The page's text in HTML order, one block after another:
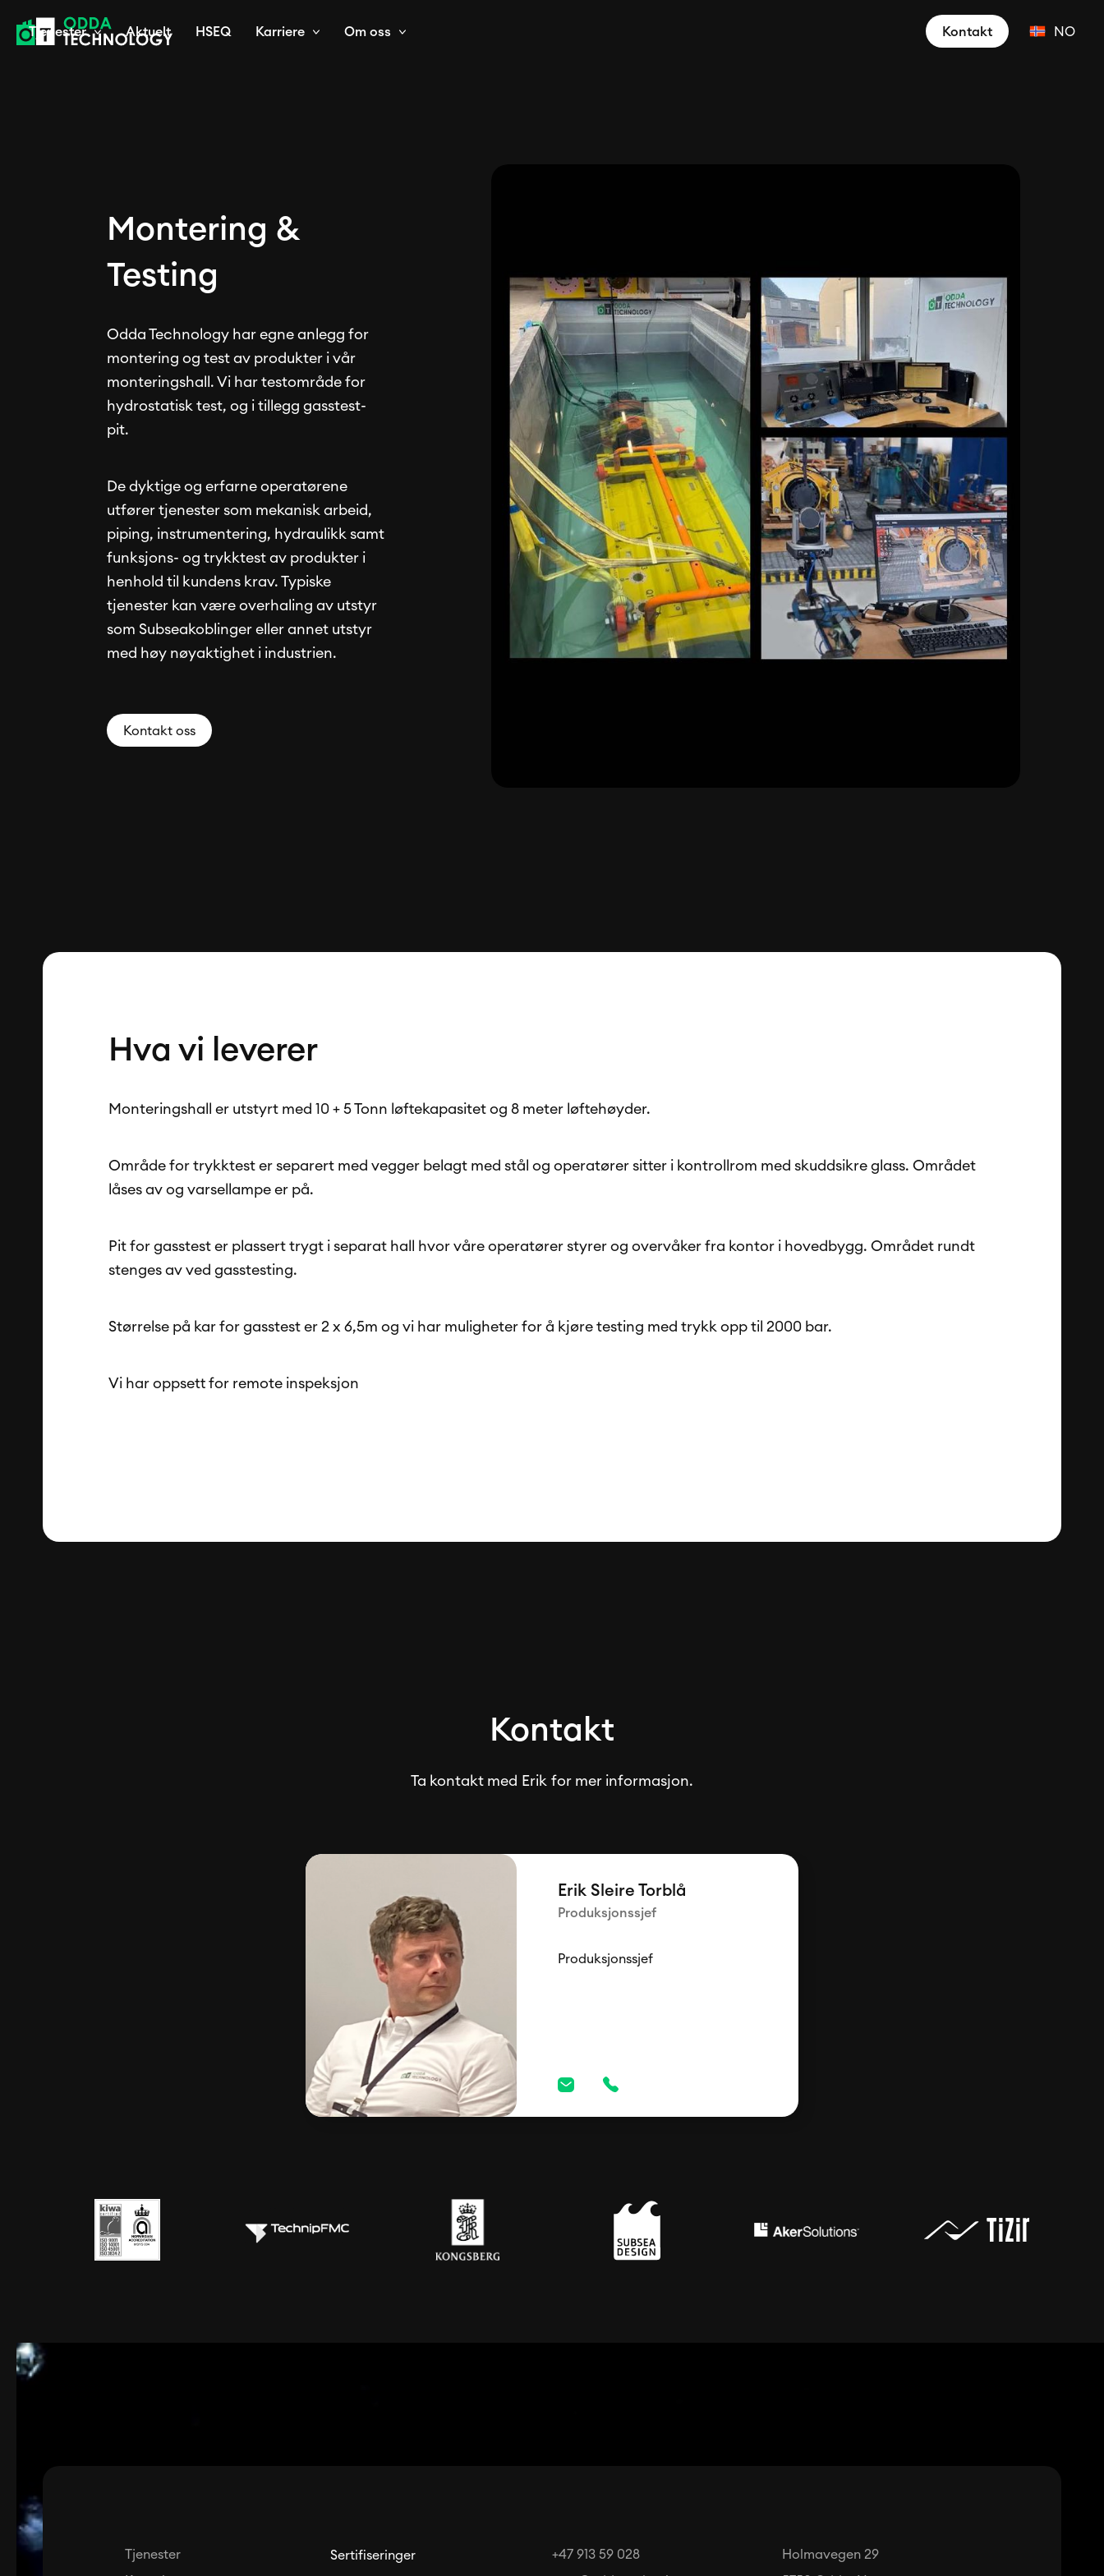
Tjenester Aktuelt HSEQ Karriere Om oss Kontakt NO
Montering &
Testing
Odda Technology har egne anlegg for
montering og test av produkter i vår
monteringshall. Vi har testområde for
hydrostatisk test, og i tillegg gasstest-
pit.
De dyktige og erfarne operatørene
utfører tjenester som mekanisk arbeid,
piping, instrumentering, hydraulikk samt
funksjons- og trykktest av produkter i
henhold til kundens krav. Typiske
tjenester kan være overhaling av utstyr
som Subseakoblinger eller annet utstyr
med høy nøyaktighet i industrien.
Kontakt oss
Hva vi leverer
Monteringshall er utstyrt med 10 + 5 Tonn løftekapasitet og 8 meter løftehøyder.
Område for trykktest er separert med vegger belagt med stål og operatører sitter i kontrollrom med skuddsikre glass. Området
låses av og varsellampe er på.
Pit for gasstest er plassert trygt i separat hall hvor våre operatører styrer og overvåker fra kontor i hovedbygg. Området rundt
stenges av ved gasstesting.
Størrelse på kar for gasstest er 2 x 6,5m og vi har muligheter for å kjøre testing med trykk opp til 2000 bar.
Vi har oppsett for remote inspeksjon
Kontakt
Ta kontakt med Erik for mer informasjon.
Erik Sleire Torblå
Produksjonssjef
Produksjonssjef
Tjenester
Sertifiseringer
+47 913 59 028
Holmavegen 29